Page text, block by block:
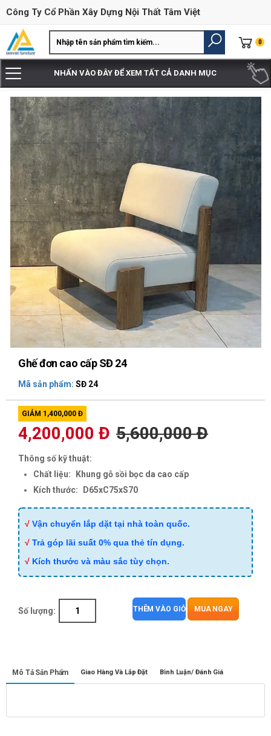
Công Ty Cổ Phần Xây Dựng Nội Thất Tâm Việt
0
NHẤN VÀO ĐÂY ĐỂ XEM TẤT CẢ DANH MỤC
Ghế đơn cao cấp SĐ 24
Mã sản phẩm: SĐ 24
GIẢM 1,400,000 Đ
4,200,000 Đ 5,600,000 Đ
Thông số kỹ thuật:
Chất liệu:
Khung gỗ sồi bọc da cao cấp
Kích thước:
D65xC75xS70
√ Vận chuyển lắp dặt tại nhà toàn quốc.
√ Trả góp lãi suất 0% qua thẻ tín dụng.
√ Kích thước và màu sắc tùy chọn.
Số lượng: THÊM VÀO GIỎ MUA NGAY
Mô Tả Sản Phẩm Giao Hàng Và Lắp Đặt Bình Luận/ Đánh Giá